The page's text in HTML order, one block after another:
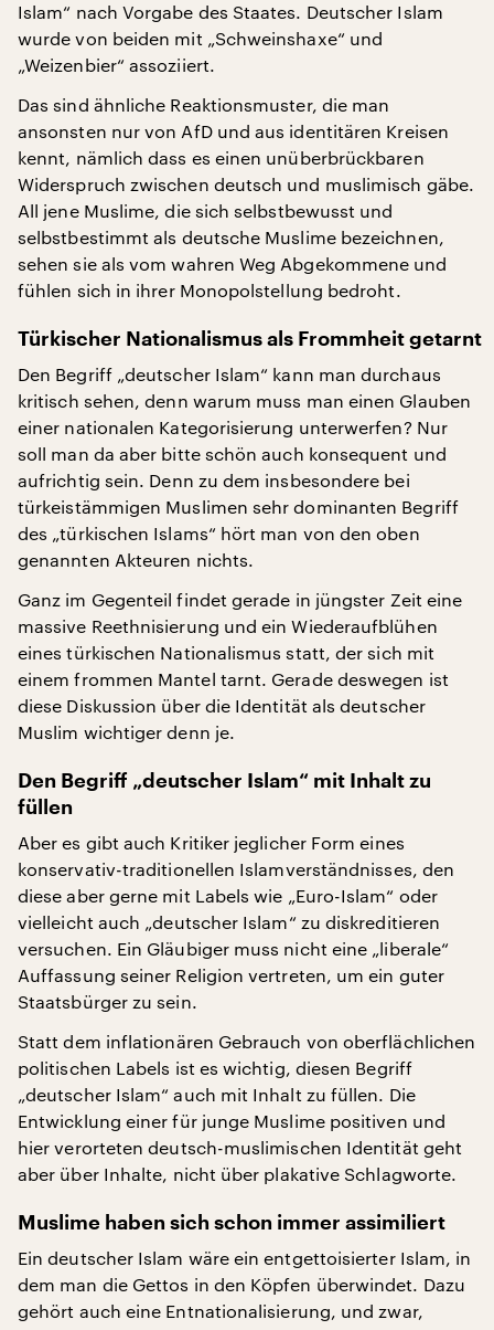
Islam“ nach Vorgabe des Staates. Deutscher Islam
wurde von beiden mit „Schweinshaxe“ und
„Weizenbier“ assoziiert.
Das sind ähnliche Reaktionsmuster, die man
ansonsten nur von AfD und aus identitären Kreisen
kennt, nämlich dass es einen unüberbrückbaren
Widerspruch zwischen deutsch und muslimisch gäbe.
All jene Muslime, die sich selbstbewusst und
selbstbestimmt als deutsche Muslime bezeichnen,
sehen sie als vom wahren Weg Abgekommene und
fühlen sich in ihrer Monopolstellung bedroht.
Türkischer Nationalismus als Frommheit getarnt
Den Begriff „deutscher Islam“ kann man durchaus
kritisch sehen, denn warum muss man einen Glauben
einer nationalen Kategorisierung unterwerfen? Nur
soll man da aber bitte schön auch konsequent und
aufrichtig sein. Denn zu dem insbesondere bei
türkeistämmigen Muslimen sehr dominanten Begriff
des „türkischen Islams“ hört man von den oben
genannten Akteuren nichts.
Ganz im Gegenteil findet gerade in jüngster Zeit eine
massive Reethnisierung und ein Wiederaufblühen
eines türkischen Nationalismus statt, der sich mit
einem frommen Mantel tarnt. Gerade deswegen ist
diese Diskussion über die Identität als deutscher
Muslim wichtiger denn je.
Den Begriff „deutscher Islam“ mit Inhalt zu
füllen
Aber es gibt auch Kritiker jeglicher Form eines
konservativ-traditionellen Islamverständnisses, den
diese aber gerne mit Labels wie „Euro-Islam“ oder
vielleicht auch „deutscher Islam“ zu diskreditieren
versuchen. Ein Gläubiger muss nicht eine „liberale“
Auffassung seiner Religion vertreten, um ein guter
Staatsbürger zu sein.
Statt dem inflationären Gebrauch von oberflächlichen
politischen Labels ist es wichtig, diesen Begriff
„deutscher Islam“ auch mit Inhalt zu füllen. Die
Entwicklung einer für junge Muslime positiven und
hier verorteten deutsch-muslimischen Identität geht
aber über Inhalte, nicht über plakative Schlagworte.
Muslime haben sich schon immer assimiliert
Ein deutscher Islam wäre ein entgettoisierter Islam, in
dem man die Gettos in den Köpfen überwindet. Dazu
gehört auch eine Entnationalisierung, und zwar,